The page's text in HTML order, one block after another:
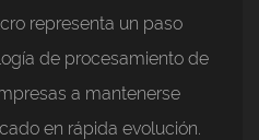
representa un paso
de procesamiento de
a mantenerse
en rápida evolución.